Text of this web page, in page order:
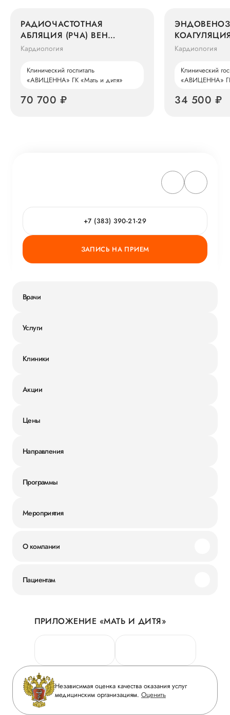
РАДИОЧАСТОТНАЯ
АБЛЯЦИЯ (РЧА) ВЕН
НИЖНИХ КОНЕЧНОСТЕЙ
Кардиология
Клинический госпиталь
«АВИЦЕННА» ГК «Мать и дитя»
70 700 ₽
НИЖНЕЙ
Кардиология
Клинический
«АВИЦЕННА»
34 500 ₽
+7 (383) 390-21-29
ЗАПИСЬ НА ПРИЕМ
Врачи
Услуги
Клиники
Акции
Цены
Направления
Программы
Мероприятия
О компании
Новости
Руководство
Сотрудничество
Инвесторам
Журнал «Мать и дитя»
Пациентам
Личный кабинет
Персональные данные
Горячая линия качества
Вопрос-ответ
Приложение пациента
Статьи
ПРИЛОЖЕНИЕ «МАТЬ И ДИТЯ»
Независимая оценка качества оказания услуг
медицинским организациям. Оценить